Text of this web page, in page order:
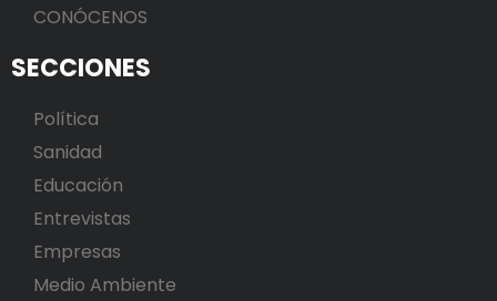
CONÓCENOS
SECCIONES
Política
Sanidad
Educación
Entrevistas
Empresas
Medio Ambiente